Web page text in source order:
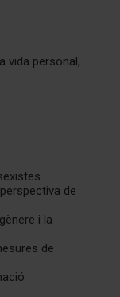
vida personal,
de
i la
de